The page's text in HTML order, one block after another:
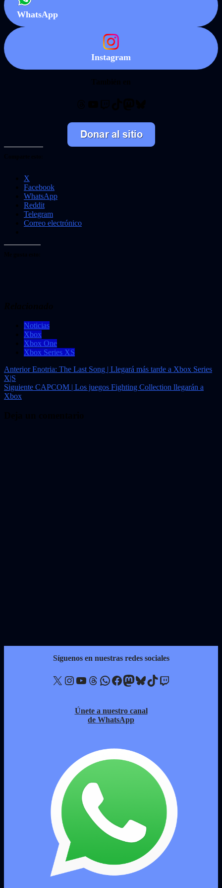
WhatsApp
Instagram
X
Facebook
WhatsApp
Reddit
Telegram
Correo electrónico
Noticias
Xbox
Xbox One
Xbox Series XS
Navegación
de
entradas
AnteriorEnotria: The Last Song | Llegará más tarde a Xbox Series
X|S
Siguiente CAPCOM | Los juegos Fighting Collection llegarán a
Xbox
Síguenos en nuestras redes sociales
X Instagram YouTube Threads WhatsApp Facebook Mastodon Bluesky TikTok Twitch
Únete a nuestro canal
de WhatsApp